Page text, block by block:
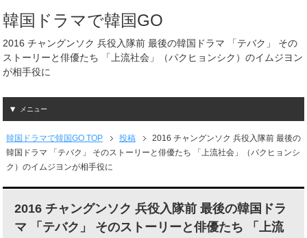
韓国ドラマで韓国GO
2016 チャングンソク 兵役入隊前 最後の韓国ドラマ 「テバク」 その
ストーリーと俳優たち 「上流社会」（パクヒョンシク）のイムジヨン
が相手役に
メニュー
韓国ドラマで韓国GO TOP 投稿
2016 チャングンソク 兵役入隊前 最後の
韓国ドラマ 「テバク」 そのストーリーと俳優たち 「上流社会」（パクヒョンシ
ク）のイムジヨンが相手役に
2016 チャングンソク 兵役入隊前 最後の韓国ドラ
マ 「テバク」 そのストーリーと俳優たち 「上流